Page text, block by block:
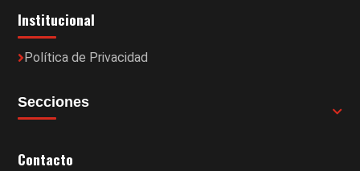
Institucional
Política de Privacidad
Secciones
Contacto